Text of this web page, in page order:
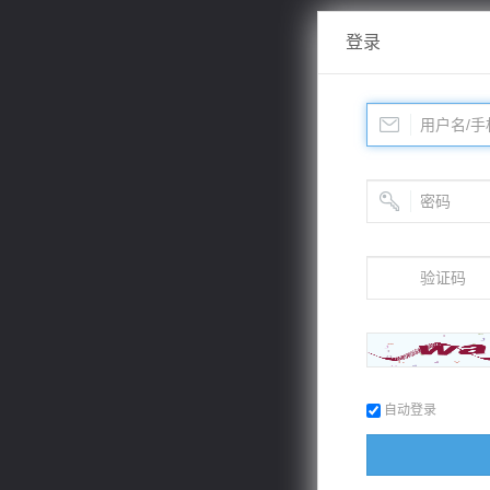
登录
自动登录